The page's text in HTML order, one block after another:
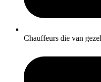
Chauffeurs die van